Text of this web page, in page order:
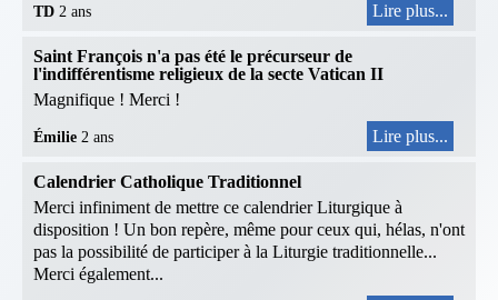
TD 2 ans Lire plus...
Saint François n'a pas été le précurseur de
l'indifférentisme religieux de la secte Vatican II
Magnifique ! Merci !
Émilie 2 ans Lire plus...
Calendrier Catholique Traditionnel
Merci infiniment de mettre ce calendrier Liturgique à
disposition ! Un bon repère, même pour ceux qui, hélas, n'ont
pas la possibilité de participer à la Liturgie traditionnelle...
Merci également...